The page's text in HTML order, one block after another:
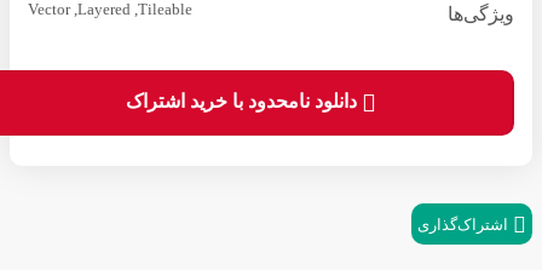
ویژگی‌ها Vector ,Layered ,Tileable
دانلود نامحدود با خرید اشتراک
اشتراک‌گذاری